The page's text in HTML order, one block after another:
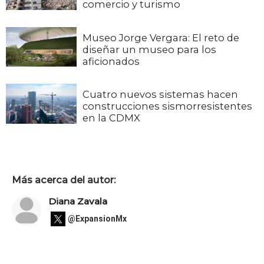
comercio y turismo
Museo Jorge Vergara: El reto de
diseñar un museo para los
aficionados
Cuatro nuevos sistemas hacen
construcciones sismorresistentes
en la CDMX
Más acerca del autor:
Diana Zavala
@ExpansionMx